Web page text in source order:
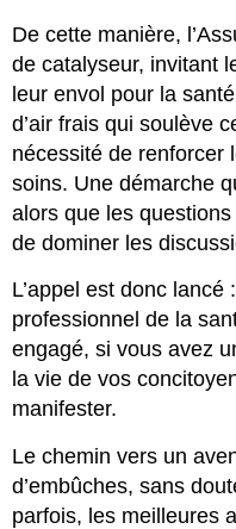
De cette manière,
de catalyseur, invitant
leur envol pour la
d’air frais qui soulève
nécessité de renforcer
soins. Une démarche
alors que les
de dominer les
L’appel est donc
professionnel de la
engagé, si vous avez
la vie de vos
manifester.
Le chemin vers un
d’embûches, sans
parfois, les meilleures